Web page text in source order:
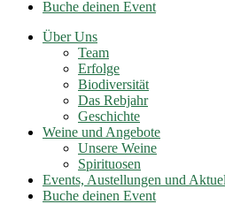
Buche deinen Event
Über Uns
Team
Erfolge
Biodiversität
Das Rebjahr
Geschichte
Weine und Angebote
Unsere Weine
Spirituosen
Events, Austellungen und
Buche deinen Event